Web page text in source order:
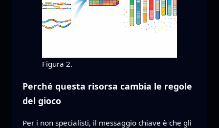
Figura 2.
Perché questa risorsa cambia le regole
del gioco
Per i non specialisti, il messaggio chiave è che gli